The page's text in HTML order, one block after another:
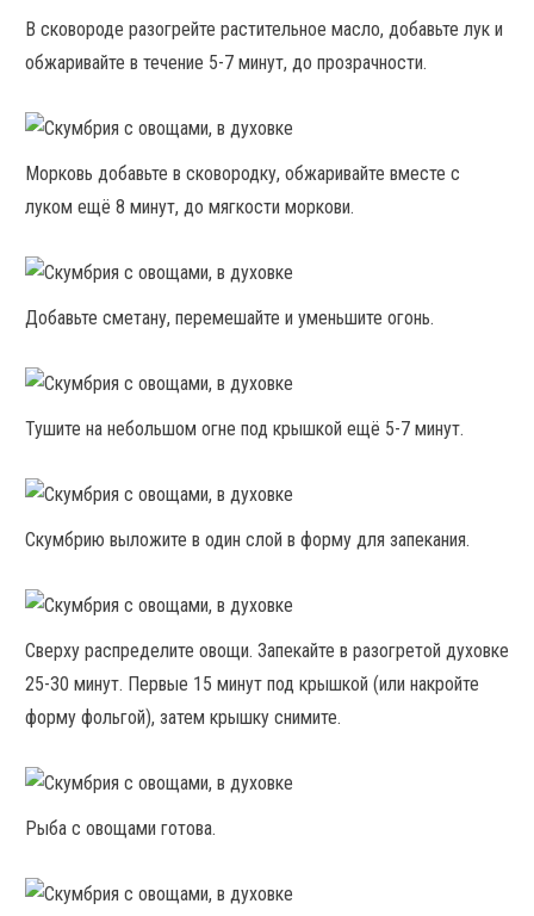
В сковороде разогрейте растительное масло, добавьте лук и
обжаривайте в течение 5-7 минут, до прозрачности.
Морковь добавьте в сковородку, обжаривайте вместе с
луком ещё 8 минут, до мягкости моркови.
Добавьте сметану, перемешайте и уменьшите огонь.
Тушите на небольшом огне под крышкой ещё 5-7 минут.
Скумбрию выложите в один слой в форму для запекания.
Сверху распределите овощи. Запекайте в разогретой духовке
25-30 минут. Первые 15 минут под крышкой (или накройте
форму фольгой), затем крышку снимите.
Рыба с овощами готова.